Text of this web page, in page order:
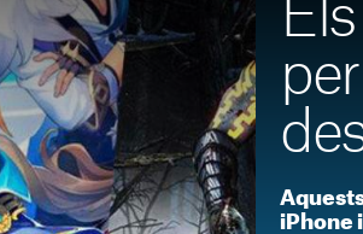
iPhone